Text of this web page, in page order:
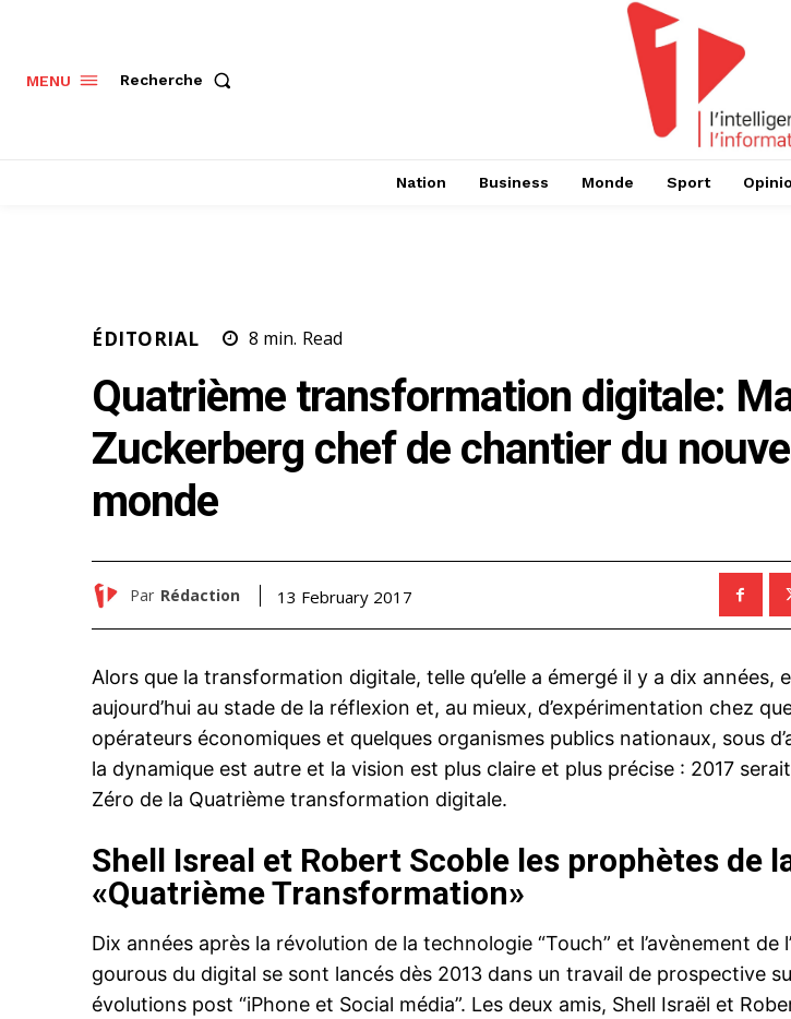
MENU Recherche
Nation Business Monde Sport
ÉDITORIAL 8 min. Read
Quatrième transformation digitale:
Zuckerberg chef de chantier du
monde
Par Rédaction 13 February 2017
Alors que la transformation digitale, telle qu’elle a émergé il y a dix années,
aujourd’hui au stade de la réflexion et, au mieux, d’expérimentation chez
opérateurs économiques et quelques organismes publics nationaux, sous
la dynamique est autre et la vision est plus claire et plus précise : 2017 serait
Zéro de la Quatrième transformation digitale.
Shell Isreal et Robert Scoble les prophètes de
«Quatrième Transformation»
Dix années après la révolution de la technologie “Touch” et l’avènement de
gourous du digital se sont lancés dès 2013 dans un travail de prospective
évolutions post “iPhone et Social média”. Les deux amis, Shell Israël et